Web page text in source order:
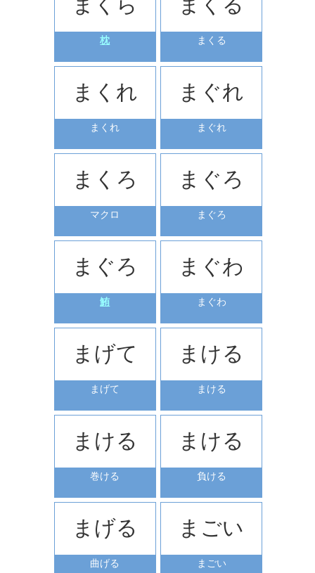
枕 まくる
まくれ
まくれ
まぐれ
まぐれ
まくろ
マクロ
まぐろ
まぐろ
まぐろ
鮪
まぐわ
まぐわ
まげて
まげて
まける
まける
まける
巻ける
まける
負ける
まげる
曲げる
まごい
まごい